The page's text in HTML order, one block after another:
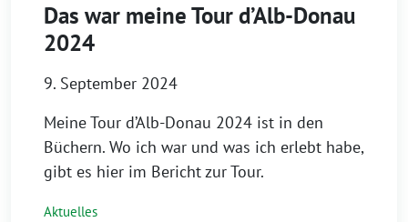
Das war meine Tour d’Alb-Donau
2024
9. September 2024
Meine Tour d’Alb-Donau 2024 ist in den
Büchern. Wo ich war und was ich erlebt habe,
gibt es hier im Bericht zur Tour.
Aktuelles